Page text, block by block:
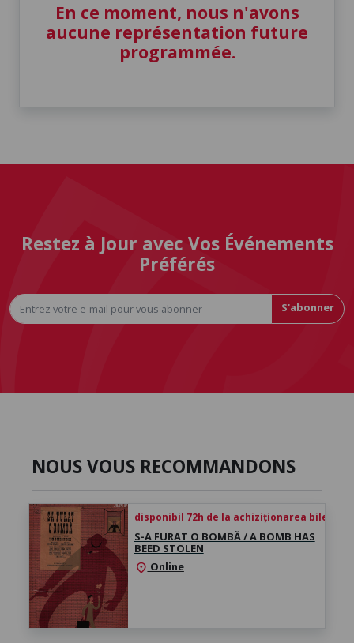
En ce moment, nous n'avons
aucune représentation future
programmée.
Restez à Jour avec Vos Événements
Préférés
S'abonner
NOUS VOUS RECOMMANDONS
disponibil 72h de la achiziționarea biletului
S-A FURAT O BOMBĂ / A BOMB HAS
BEED STOLEN
location_on Online